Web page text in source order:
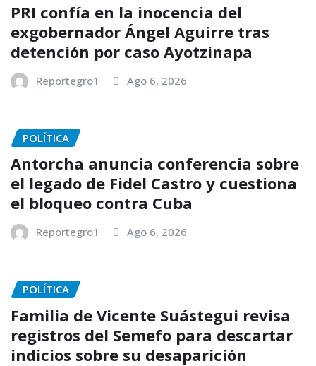
PRI confía en la inocencia del
exgobernador Ángel Aguirre tras
detención por caso Ayotzinapa
Reportegro1 Ago 6, 2026
POLÍTICA
Antorcha anuncia conferencia sobre
el legado de Fidel Castro y cuestiona
el bloqueo contra Cuba
Reportegro1 Ago 6, 2026
POLÍTICA
Familia de Vicente Suástegui revisa
registros del Semefo para descartar
indicios sobre su desaparición